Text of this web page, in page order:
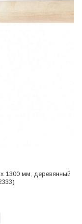
1300 мм, деревянный